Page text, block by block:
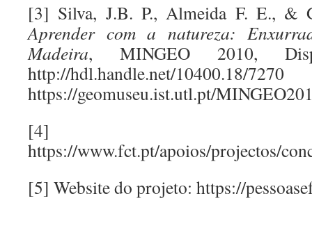
[3] Silva, J.B. P., Almeida F. E., &
Aprender com a natureza:
Madeira, MINGEO 2010,
http://hdl.handle.net/10400.18/7270
https://geomuseu.ist.utl.pt/
[4]
https://www.fct.pt/apoios/projectos/
[5] Website do projeto: https://